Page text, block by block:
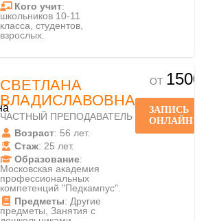
Кого учит:
школьников 10-11
класса, студентов,
взрослых.
СВЕТЛАНА
ВЛАДИСЛАВОВНА
ЧАСТНЫЙ ПРЕПОДАВАТЕЛЬ
Возраст: 56 лет.
Стаж: 25 лет.
Образование:
Московская академия
профессиональных
компетенций "Педкампус".
Предметы: Другие
предметы, Занятия с
ОТ 1500
ЗАПИСЬ
ОНЛАЙН